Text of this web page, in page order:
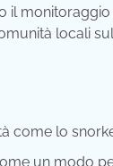
il
locali
come lo
un modo